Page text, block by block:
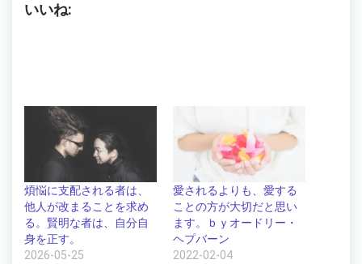
いいね:
煩悩に支配される者は、
他人が改まることを求め
る。賢明な者は、自分自
身を正す。
2026-05-25
愛されるよりも、愛する
ことの方が大切だと思い
ます。ｂｙオードリー・
ヘプバーン
2022-02-04